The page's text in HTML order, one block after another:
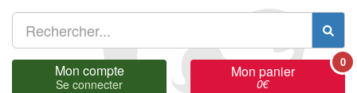
Mon compte
Se connecter
Mon panier
0€
0